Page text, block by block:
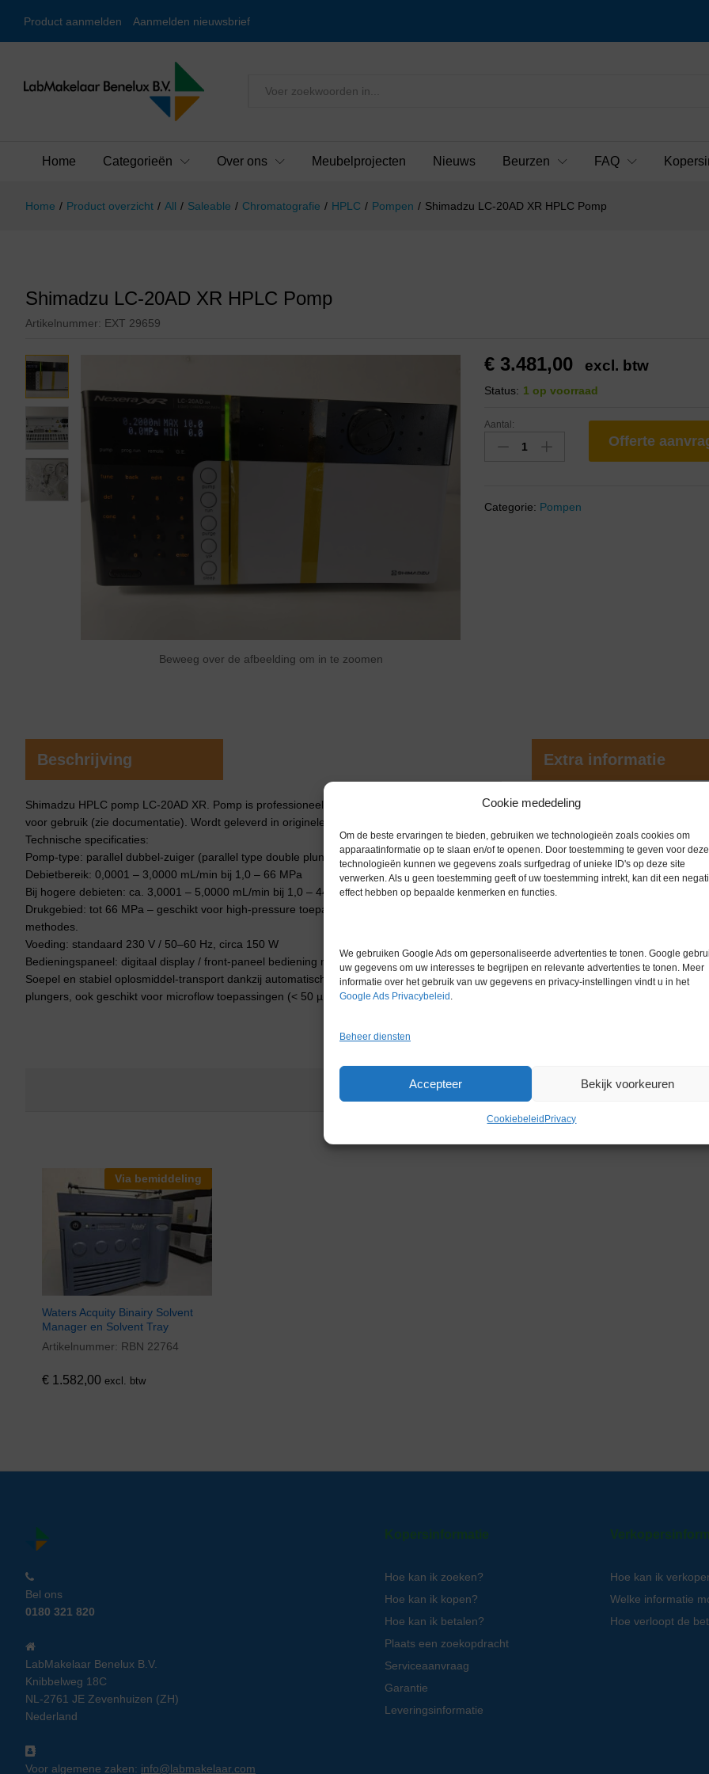
Cookie mededeling
Om de beste ervaringen te bieden, gebruiken we technologieën zoals cookies om
apparaatinformatie op te slaan en/of te openen. Door toestemming te geven voor deze
technologieën kunnen we gegevens zoals surfgedrag of unieke ID's op deze site
verwerken. Als u geen toestemming geeft of uw toestemming intrekt, kan dit een
effect hebben op bepaalde kenmerken en functies.
We gebruiken Google Ads om gepersonaliseerde advertenties te tonen. Google
uw gegevens om uw interesses te begrijpen en relevante advertenties te tonen. Meer
informatie over het gebruik van uw gegevens en privacy-instellingen vindt u in het
Google Ads Privacybeleid
Beheer diensten
Accepteer Bekijk voorkeuren
Cookiebeleid Privacy
Product aanmelden Aanmelden nieuwsbrief
Alles
Home Categorieën Over ons Meubelprojecten Nieuws Beurzen FAQ
Home / Product overzicht / All / Saleable / Chromatografie / HPLC / Pompen / Shimadzu LC-20AD XR HPLC Pomp
Shimadzu LC-20AD XR HPLC Pomp
Artikelnummer: EXT 29659
Beweeg over de afbeelding om in te zoomen
€ 3.481,00 excl. btw
Status: 1 op voorraad
Aantal:
Offerte
Categorie: Pompen
Beschrijving
Shimadzu HPLC pomp LC-20AD XR. Pomp is professioneel geservicet, gereviseerd, getest en klaar
voor gebruik (zie documentatie). Wordt geleverd in originele verpakking met additionele onderdelen.
Technische specificaties:
Pomp-type: parallel dubbel-zuiger (parallel type double plunger)
Debietbereik: 0,0001 – 3,0000 mL/min bij 1,0 – 66 MPa
Bij hogere debieten: ca. 3,0001 – 5,0000 mL/min bij 1,0 – 44 MPa
Drukgebied: tot 66 MPa – geschikt voor high-pressure toepassingen, zoals UHPLC of extra resolutie
methodes.
Voeding: standaard 230 V / 50–60 Hz, circa 150 W
Bedieningspaneel: digitaal display / front-paneel bediening mogelijk
Soepel en stabiel oplosmiddel-transport dankzij automatische pulsatie-compensatie en micro-
plungers, ook geschikt voor microflow toepassingen (< 50 µL/min).
Extra informatie
Gewicht
Gerelateerde producten
Via bemiddeling
Waters Acquity Binairy Solvent
Manager en Solvent Tray
Artikelnummer: RBN 22764
€ 1.582,00 excl. btw
Bel ons
0180 321 820
LabMakelaar Benelux B.V.
Knibbelweg 18C
NL-2761 JE Zevenhuizen (ZH)
Nederland
Voor algemene zaken: info@labmakelaar.com
Kopersinformatie
Hoe kan ik zoeken?
Hoe kan ik kopen?
Hoe kan ik betalen?
Plaats een zoekopdracht
Serviceaanvraag
Garantie
Leveringsinformatie
Hoe kan ik
Welke informatie
Hoe verloopt de